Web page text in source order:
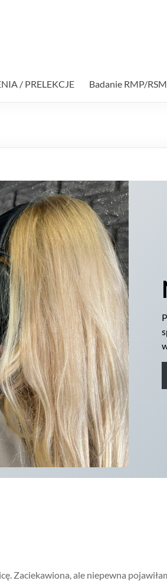
/ PRELEKCJE Badanie RMP/
Zaciekawiona, ale niepewna